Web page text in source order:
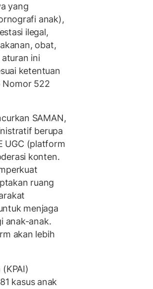
yang
anak),
ilegal,
obat,
ini
ketentuan
Nomor 522
SAMAN,
berupa
UGC (platform
konten.
ruang
menjaga
anak-anak.
akan lebih
kasus anak